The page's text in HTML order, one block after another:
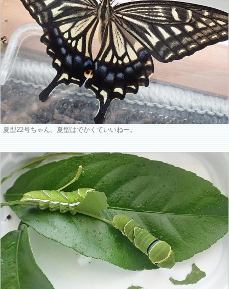
夏型22号ちゃん。夏型はでかくていいねー。